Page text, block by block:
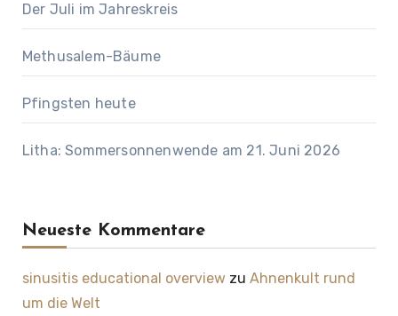
Der Juli im Jahreskreis
Methusalem-Bäume
Pfingsten heute
Litha: Sommersonnenwende am 21. Juni 2026
Neueste Kommentare
sinusitis educational overviewzu Ahnenkult rund
um die Welt